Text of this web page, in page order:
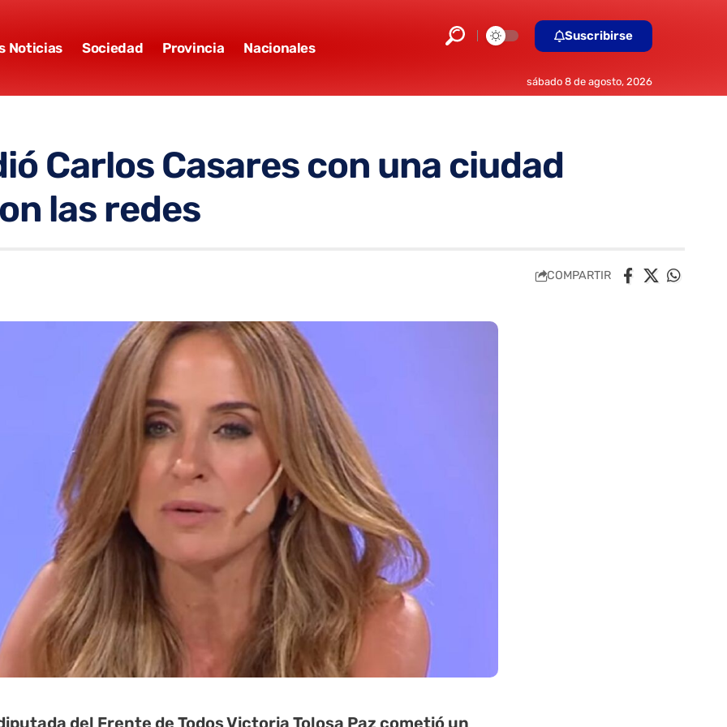
Noticias Sociedad Provincia Nacionales
Suscribirse
sábado 8 de agosto, 2026
Carlos Casares con una ciudad
las redes
COMPARTIR
del Frente de Todos Victoria Tolosa Paz cometió un